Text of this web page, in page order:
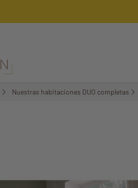
Nuestras habitaciones DUO completas